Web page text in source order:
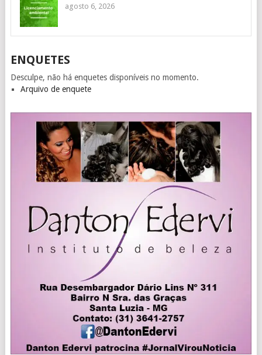
agosto 6, 2026
ENQUETES
Desculpe, não há enquetes disponíveis no momento.
Arquivo de enquete